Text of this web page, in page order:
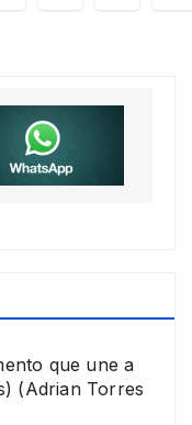
que une a
(Adrian Torres